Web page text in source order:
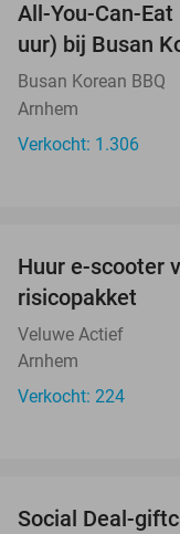
All-You-Can-
uur) bij Busan
Busan Korean BBQ
Arnhem
Verkocht: 1.306
Huur e-scooter
risicopakket
Veluwe Actief
Arnhem
Verkocht: 224
Social Deal-